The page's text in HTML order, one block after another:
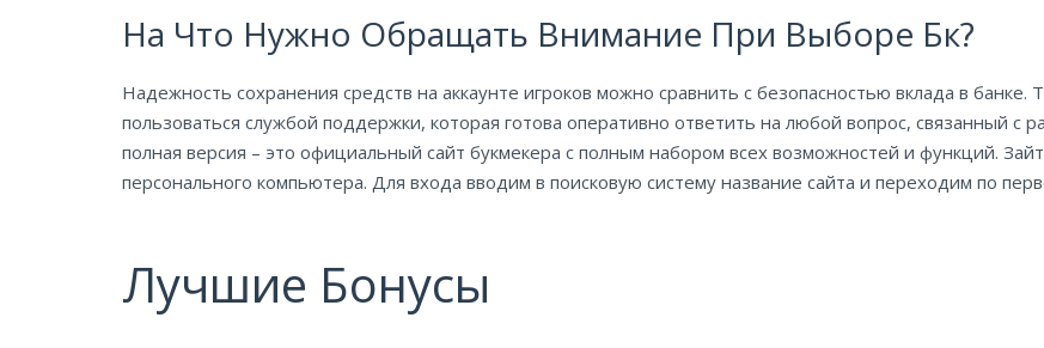
На Что Нужно Обращать Внимание При Выборе Бк?
Надежность сохранения средств на аккаунте игроков можно сравнить с безопасностью вклада в банке.
пользоваться службой поддержки, которая готова оперативно ответить на любой вопрос, связанный с
полная версия – это официальный сайт букмекера с полным набором всех возможностей и функций.
персонального компьютера. Для входа вводим в поисковую систему название сайта и переходим по
Лучшие Бонусы